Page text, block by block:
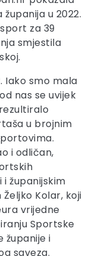
u 2022.
za 39
smjestila
Iako smo mala
nas se uvijek
u brojnim
i odličan,
županijskim
Kolar, koji
vrijedne
Sportske
županije i
saveza.